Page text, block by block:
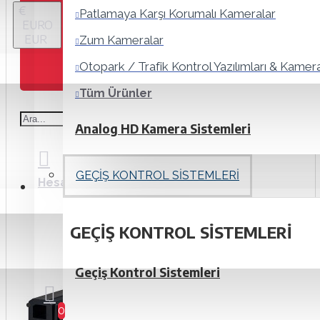
€
EURO
EUR
Patlamaya Karşı Korumalı Kameralar
Zum Kameralar
Otopark / Trafik Kontrol Yazılımları &
Tüm Ürünler
Analog HD Kamera Sistemleri
Kutu Tipi Kameralar
Kubbe Tipi Kameralar
GEÇIŞ KONTROL SISTEMLERI
GEÇIŞ KONTROL SISTEMLERI
Geçiş Kontrol Sistemleri
Hesap Giriş/ Kayıt
0